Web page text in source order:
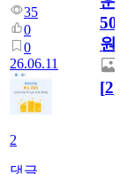
35
0
0
26.06.11
2
댓글
5000
원
[2]